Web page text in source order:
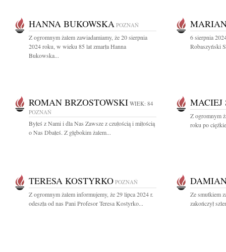
HANNA BUKOWSKA POZNAŃ
Z ogromnym żalem zawiadamiamy, że 20 sierpnia
2024 roku, w wieku 85 lat zmarła Hanna
Bukowska...
6 sierpnia
Robaszyński
ROMAN BRZOSTOWSKI WIEK: 84
POZNAŃ
Byłeś z Nami i dla Nas Zawsze z czułością i miłością
o Nas Dbałeś. Z głębokim żalem...
MACIEJ
Z ogromnym
roku po
TERESA KOSTYRKO POZNAŃ
Z ogromnym żalem informujemy, że 29 lipca 2024 r.
odeszła od nas Pani Profesor Teresa Kostyrko...
Ze smutkiem
zakończył